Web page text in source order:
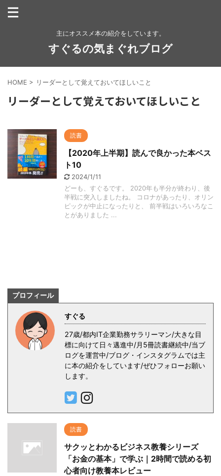
主にオススメ本の紹介をしています。
すぐるの気まぐれブログ
HOME > リーダーとして覚えておいてほしいこと
リーダーとして覚えておいてほしいこと
読書
【2020年上半期】読んで良かった本ベス
ト10
2024/1/11
どーも、すぐるです。 2020年も半分が終わり、後
半戦に突入しましたね。 コロナがあったり、オリン
ピックが中止になったりと、 前半戦はいろいろなこ
とがありました ...
プロフィール
すぐる
27歳/都内IT企業勤務サラリーマン/大きな目
標に向けて日々邁進中/月5冊読書継続中/当ブ
ログを運営中/ブログ・インスタグラムでは主
に本の紹介をしています/ぜひフォローお願い
します。
読書
サクッとわかるビジネス教養シリーズ
「お金の基本」で学ぶ｜2時間で読める初
心者向け教養本レビュー